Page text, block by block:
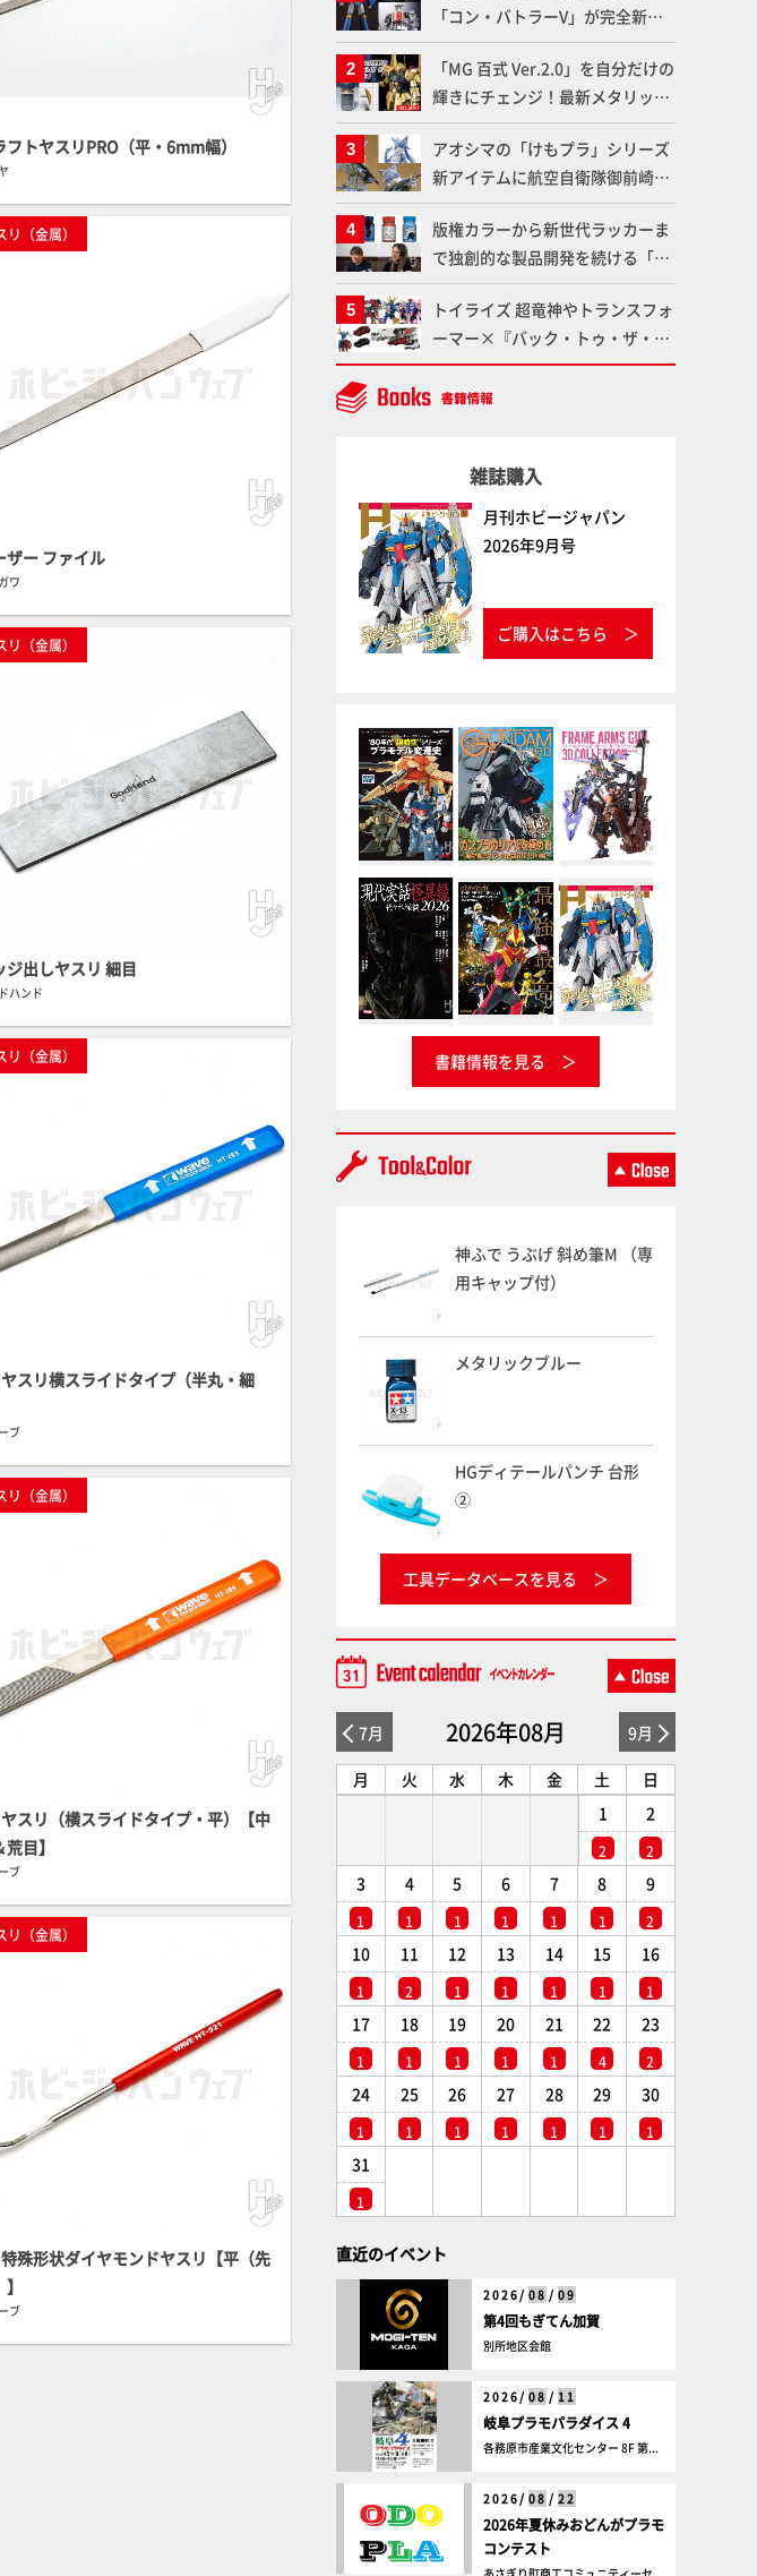
フトヤスリPRO（平・6mm幅）
リ（金属）
ザー ファイル
ワ
リ（金属）
ジ出しヤスリ 細目
ハンド
リ（金属）
スリ横スライドタイプ（半丸・細
ブ
リ（金属）
ヤスリ（横スライドタイプ・平）【中
荒目】
ブ
リ（金属）
特殊形状ダイヤモンドヤスリ【平（先
ブ
「コン・バトラーV」が完全新規
造形で登場！気になる仕様を試作
品の撮り下ろしでご紹介!!さらに
「大鉄人17」＆「ワンエイト」セ
ット情報もお届け！【超合金の
魂】
「MG 百式 Ver.2.0」を自分だけの
輝きにチェンジ！最新メタリック
塗料を使ってより金属感を増した
仕上がりに!!【試し読み】
アオシマの「けもプラ」シリーズ
新アイテムに航空自衛隊御前崎分
屯基地の公式キャラクターとして
誕生した「おまねこ」が着任！け
もプラ公式サイト限定版と通常版
の2ラインで発売！
版権カラーから新世代ラッカーま
で独創的な製品開発を続ける「ガ
イアノーツ」に塗料開発の裏側と
ラッカー塗料の未来についてイン
タビュー！
トイライズ 超竜神やトランスフォ
ーマー×『バック・トゥ・ザ・フ
ューチャー』コラボアイテムな
ど、タカラトミーの注目アイテム
雑誌購入
月刊ホビージャパン
2026年9月号
ご購入はこちら
書籍情報を見る
神ふで うぶげ 斜め筆M （専
用キャップ付）
メタリックブルー
HGディテールパンチ 台形
②
工具データベースを見る
7月 2026年08月 9月
月 火 水 木 金 土
日
1
2
2
2
3
1
4
1
5
1
6
1
7
1
8
1
9
2
10
1
11
2
12
1
13
1
14
1
15
1
16
1
17
1
18
1
19
1
20
1
21
1
22
4
23
2
24
1
25
1
26
1
27
1
28
1
29
1
30
1
31
1
直近のイベント
2026/ 08 / 09
第4回もぎてん加賀
別所地区会館
2026/ 08 / 11
岐阜プラモパラダイス 4
各務原市産業文化センター 8F 第...
2026/ 08 / 22
2026年夏休みおどんがプラモ
コンテスト